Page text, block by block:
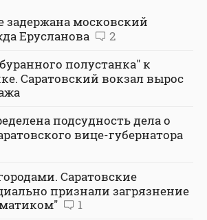
задержана московский
Ерусланова
2
полустанка" к
Саратовский вокзал вырос
подсудность дела о
вице-губернатора
Саратовские
признали загрязнение
1